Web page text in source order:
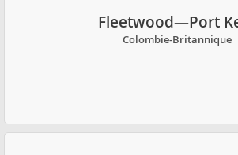
Fleetwood—Port
Colombie-Britannique